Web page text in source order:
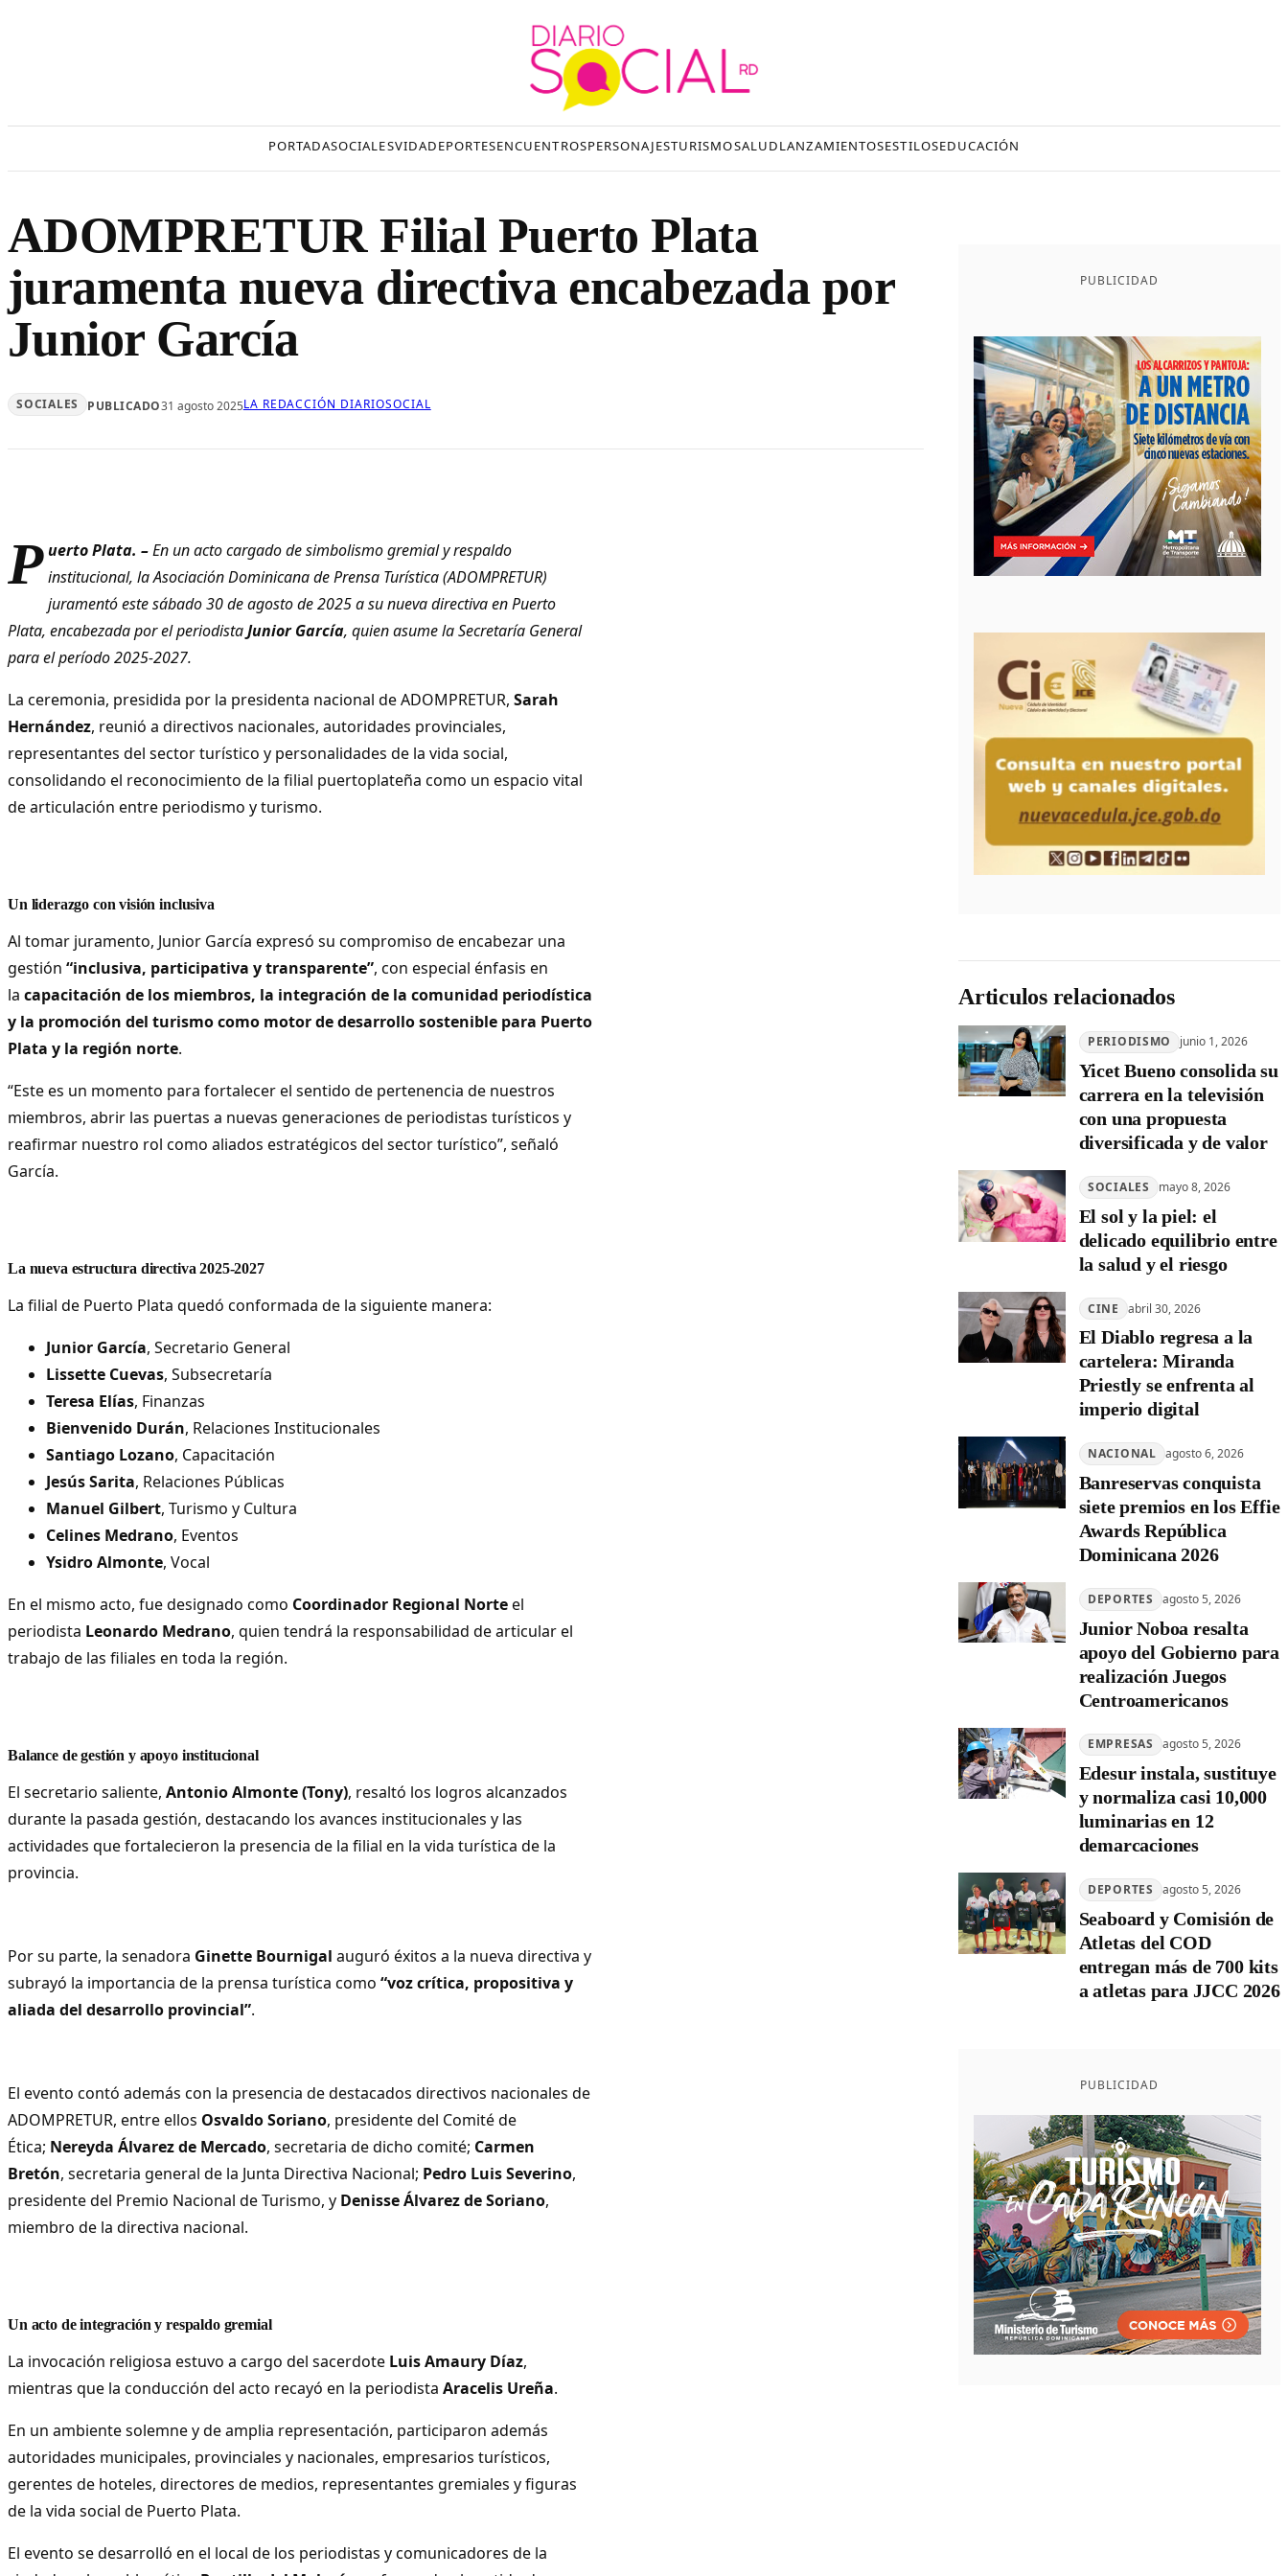
PORTADASOCIALESVIDADEPORTESENCUENTROSPERSONAJESTURISMOSALUDLANZAMIENTOSESTILOSEDUCACIÓN
ADOMPRETUR Filial Puerto Plata
juramenta nueva directiva encabezada por
Junior García
SOCIALES PUBLICADO31 agosto 2025LA REDACCIÓN DIARIOSOCIAL
P uerto Plata. –En un acto cargado de simbolismo gremial y respaldo
institucional, la Asociación Dominicana de Prensa Turística (ADOMPRETUR)
juramentó este sábado 30 de agosto de 2025 a su nueva directiva en Puerto
Plata, encabezada por el periodistaJunior García, quien asume la Secretaría General
para el período 2025-2027.
La ceremonia, presidida por la presidenta nacional de ADOMPRETUR, Sarah
Hernández, reunió a directivos nacionales, autoridades provinciales,
representantes del sector turístico y personalidades de la vida social,
consolidando el reconocimiento de la filial puertoplateña como un espacio vital
de articulación entre periodismo y turismo.
Un liderazgo con visión inclusiva
Al tomar juramento, Junior García expresó su compromiso de encabezar una
gestión “inclusiva, participativa y transparente”, con especial énfasis en
la capacitación de los miembros, la integración de la comunidad periodística
y la promoción del turismo como motor de desarrollo sostenible para Puerto
Plata y la región norte.
“Este es un momento para fortalecer el sentido de pertenencia de nuestros
miembros, abrir las puertas a nuevas generaciones de periodistas turísticos y
reafirmar nuestro rol como aliados estratégicos del sector turístico”, señaló
García.
La nueva estructura directiva 2025-2027
La filial de Puerto Plata quedó conformada de la siguiente manera:
Junior García, Secretario General
Lissette Cuevas, Subsecretaría
Teresa Elías, Finanzas
Bienvenido Durán, Relaciones Institucionales
Santiago Lozano, Capacitación
Jesús Sarita, Relaciones Públicas
Manuel Gilbert, Turismo y Cultura
Celines Medrano, Eventos
Ysidro Almonte, Vocal
En el mismo acto, fue designado como Coordinador Regional Norteel
periodista Leonardo Medrano, quien tendrá la responsabilidad de articular el
trabajo de las filiales en toda la región.
Balance de gestión y apoyo institucional
El secretario saliente, Antonio Almonte (Tony), resaltó los logros alcanzados
durante la pasada gestión, destacando los avances institucionales y las
actividades que fortalecieron la presencia de la filial en la vida turística de la
provincia.
Por su parte, la senadora Ginette Bournigal auguró éxitos a la nueva directiva y
subrayó la importancia de la prensa turística como “voz crítica, propositiva y
aliada del desarrollo provincial”.
El evento contó además con la presencia de destacados directivos nacionales de
ADOMPRETUR, entre ellos Osvaldo Soriano, presidente del Comité de
Ética; Nereyda Álvarez de Mercado, secretaria de dicho comité; Carmen
Bretón, secretaria general de la Junta Directiva Nacional; Pedro Luis Severino,
presidente del Premio Nacional de Turismo, y Denisse Álvarez de Soriano,
miembro de la directiva nacional.
Un acto de integración y respaldo gremial
La invocación religiosa estuvo a cargo del sacerdote Luis Amaury Díaz,
mientras que la conducción del acto recayó en la periodista Aracelis Ureña.
En un ambiente solemne y de amplia representación, participaron además
autoridades municipales, provinciales y nacionales, empresarios turísticos,
gerentes de hoteles, directores de medios, representantes gremiales y figuras
de la vida social de Puerto Plata.
El evento se desarrolló en el local de los periodistas y comunicadores de la
PUBLICIDAD
Articulos relacionados
PERIODISMO junio 1, 2026
Yicet Bueno consolida su
carrera en la televisión
con una propuesta
diversificada y de valor
SOCIALES mayo 8, 2026
El sol y la piel: el
delicado equilibrio entre
la salud y el riesgo
CINE abril 30, 2026
El Diablo regresa a la
cartelera: Miranda
Priestly se enfrenta al
imperio digital
NACIONAL agosto 6, 2026
Banreservas conquista
siete premios en los Effie
Awards República
Dominicana 2026
DEPORTES agosto 5, 2026
Junior Noboa resalta
apoyo del Gobierno para
realización Juegos
Centroamericanos
EMPRESAS agosto 5, 2026
Edesur instala, sustituye
y normaliza casi 10,000
luminarias en 12
demarcaciones
DEPORTES agosto 5, 2026
Seaboard y Comisión de
Atletas del COD
entregan más de 700 kits
a atletas para JJCC 2026
PUBLICIDAD